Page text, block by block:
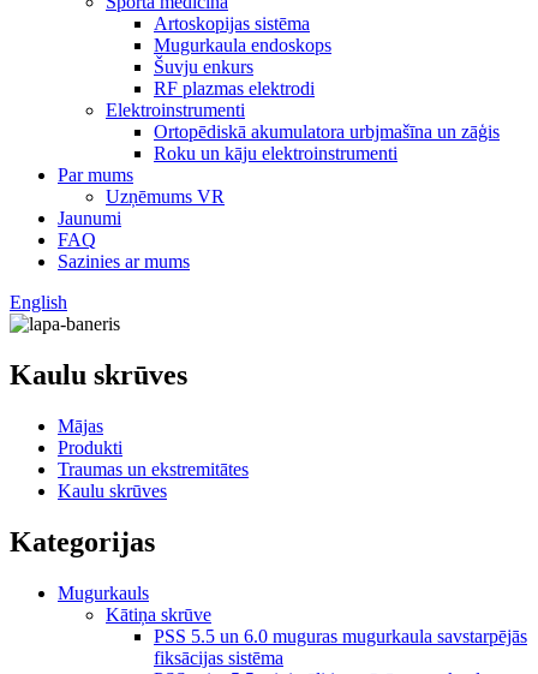
Artoskopijas sistēma
Mugurkaula endoskops
Šuvju enkurs
RF plazmas elektrodi
Elektroinstrumenti
Ortopēdiskā akumulatora urbjmašīna un zāģis
Roku un kāju elektroinstrumenti
Par mums
Uzņēmums VR
Jaunumi
FAQ
Sazinies ar mums
English
Kaulu skrūves
Mājas
Produkti
Traumas un ekstremitātes
Kaulu skrūves
Kategorijas
Mugurkauls
Kātiņa skrūve
PSS 5.5 un 6.0 muguras mugurkaula savstarpējās
fiksācijas sistēma